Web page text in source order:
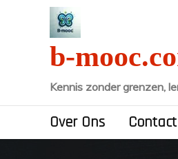
b-
Kennis zonder grenzen,
Over Ons Contact